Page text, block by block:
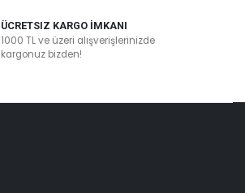
ÜCRETSIZ KARGO İMKANI
1000 TL ve üzeri alışverişlerinizde
kargonuz bizden!